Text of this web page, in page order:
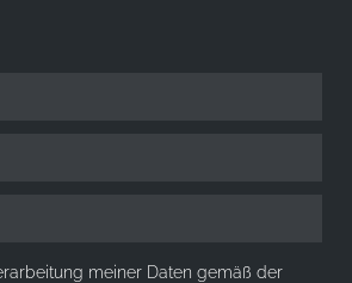
meiner Daten gemäß der